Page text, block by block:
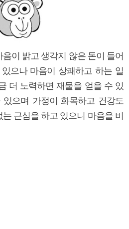
이 밝고 생각지 않은 돈이 들어
으나 마음이 상쾌하고 하는 일
더 노력하면 재물을 얻을 수 있
으며 가정이 화목하고 건강도
근심을 하고 있으니 마음을 비